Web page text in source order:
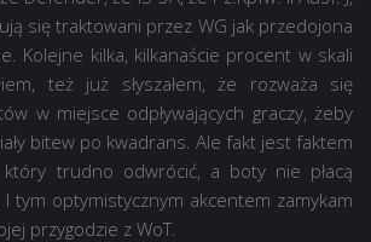
się traktowani przez WG jak przedojona
Kolejne kilka, kilkanaście procent w skali
też już słyszałem, że rozważa się
w miejsce odpływających graczy, żeby
bitew po kwadrans. Ale fakt jest faktem
trudno odwrócić, a boty nie płacą
tym optymistycznym akcentem zamykam
przygodzie z WoT.